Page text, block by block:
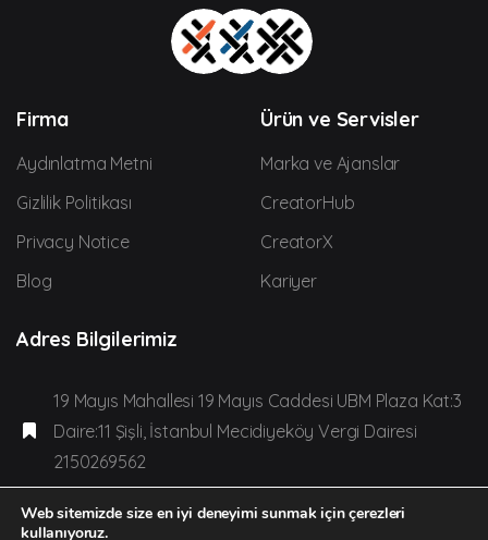
Firma
Aydınlatma Metni
Gizlilik Politikası
Privacy Notice
Blog
Ürün ve Servisler
Marka ve Ajanslar
CreatorHub
CreatorX
Kariyer
Adres Bilgilerimiz
19 Mayıs Mahallesi 19 Mayıs Caddesi UBM Plaza Kat:3
Daire:11 Şişli, İstanbul Mecidiyeköy Vergi Dairesi
2150269562
team@creatorden.com adresinden bize
Web sitemizde size en iyi deneyimi sunmak için çerezleri
kullanıyoruz.